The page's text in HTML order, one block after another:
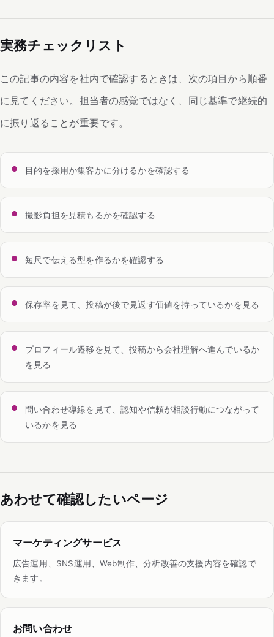
実務チェックリスト
この記事の内容を社内で確認するときは、次の項目から順番
に見てください。担当者の感覚ではなく、同じ基準で継続的
に振り返ることが重要です。
目的を採用か集客かに分けるかを確認する
撮影負担を見積もるかを確認する
短尺で伝える型を作るかを確認する
保存率を見て、投稿が後で見返す価値を持っているかを見る
プロフィール遷移を見て、投稿から会社理解へ進んでいるか
を見る
問い合わせ導線を見て、認知や信頼が相談行動につながって
いるかを見る
あわせて確認したいページ
マーケティングサービス
広告運用、SNS運用、Web制作、分析改善の支援内容を確認で
きます。
お問い合わせ